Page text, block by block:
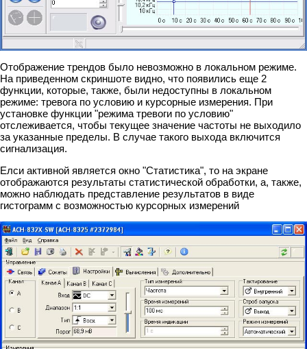
Отображение трендов было невозможно в локальном режиме.
На приведенном скриншоте видно, что появились еще 2
функции, которые, также, были недоступны в локальном
режиме: тревога по условию и курсорные измерения. При
установке функции "режима тревоги по условию"
отслеживается, чтобы текущее значение частоты не выходило
за указанные пределы. В случае такого выхода включится
сигнализация.
Елси активной является окно "Статистика", то на экране
отображаются результаты статистической обработки, а, также,
можно наблюдать представление результатов в виде
гистограмм с возможностью курсорных измерений